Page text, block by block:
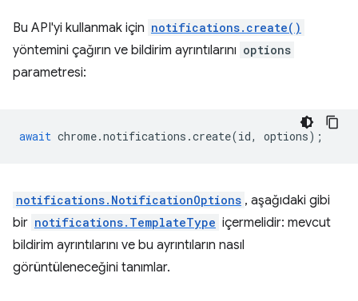
Bu API'yi kullanmak için notifications.create()
yöntemini çağırın ve bildirim ayrıntılarını options
parametresi:
await chrome.notifications .create(id, options);
notifications.NotificationOptions , aşağıdaki gibi
bir notifications.TemplateType içermelidir: mevcut
bildirim ayrıntılarını ve bu ayrıntıların nasıl
görüntüleneceğini tanımlar.